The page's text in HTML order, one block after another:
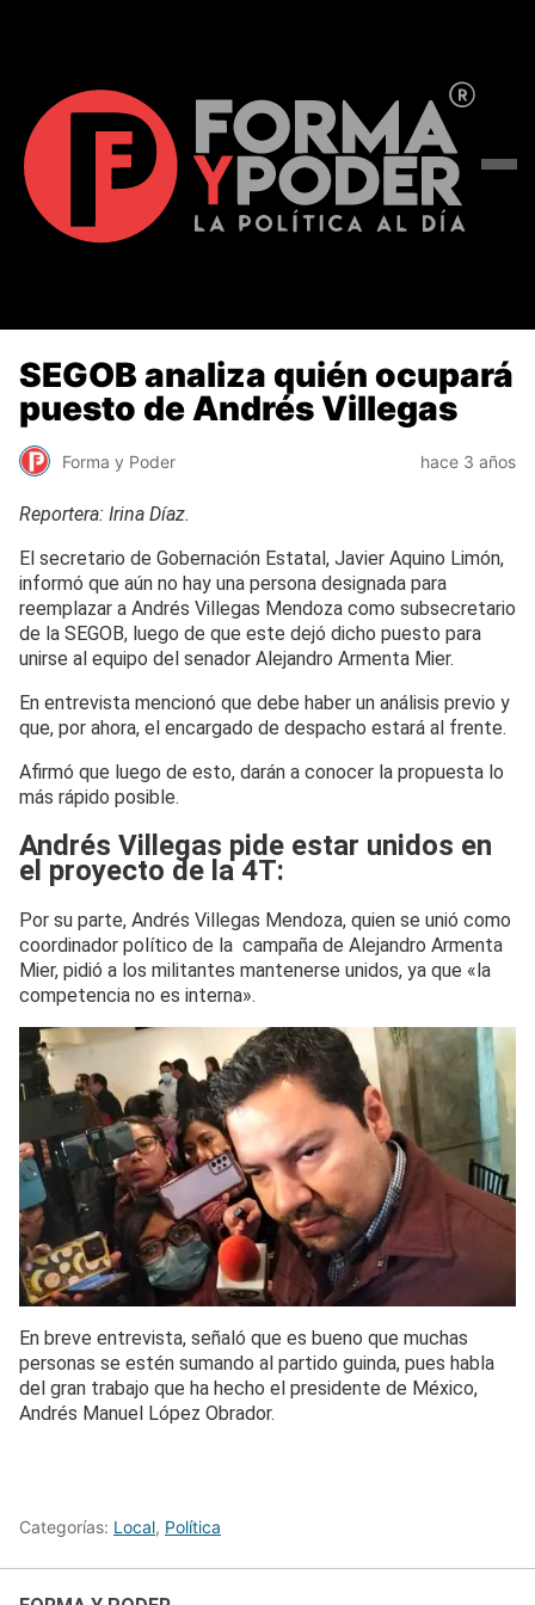
SEGOB analiza quién ocupará
puesto de Andrés Villegas
Forma y Poder hace 3 años
Reportera: Irina Díaz.
El secretario de Gobernación Estatal, Javier Aquino Limón,
informó que aún no hay una persona designada para
reemplazar a Andrés Villegas Mendoza como subsecretario
de la SEGOB, luego de que este dejó dicho puesto para
unirse al equipo del senador Alejandro Armenta Mier.
En entrevista mencionó que debe haber un análisis previo y
que, por ahora, el encargado de despacho estará al frente.
Afirmó que luego de esto, darán a conocer la propuesta lo
más rápido posible.
Andrés Villegas pide estar unidos en
el proyecto de la 4T:
Por su parte, Andrés Villegas Mendoza, quien se unió como
coordinador político de la campaña de Alejandro Armenta
Mier, pidió a los militantes mantenerse unidos, ya que «la
competencia no es interna».
En breve entrevista, señaló que es bueno que muchas
personas se estén sumando al partido guinda, pues habla
del gran trabajo que ha hecho el presidente de México,
Andrés Manuel López Obrador.
Categorías: Local, Política